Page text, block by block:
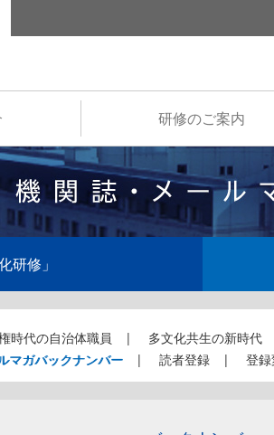
研修のご案内
研修」
時代の自治体職員 多文化共生の新時代
マガバックナンバー
読者登録 登